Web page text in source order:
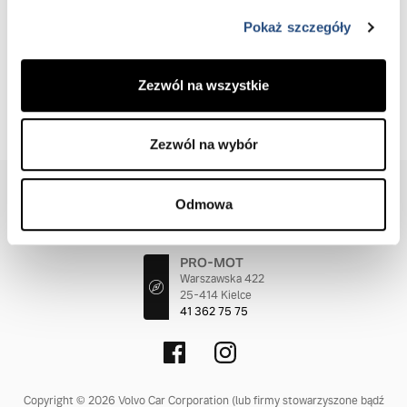
Pokaż szczegóły
Zezwól na wszystkie
Zezwól na wybór
Odmowa
Kielce. Zachęcamy również do zapoznania się
z pozostałymi SUV’ami i samochodami typu Cross
Country marki Volvo.
KONTAKT O NAS
INFORMACJE PRAWNE
COOKIES
PRO-MOT
Warszawska 422
25-414 Kielce
41 362 75 75
Copyright © 2026 Volvo Car Corporation (lub firmy stowarzyszone bądź